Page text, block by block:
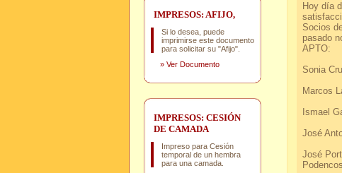
IMPRESOS: AFIJO,
Si lo desea, puede
imprimirse este documento
para solicitar su "Afijo".
» Ver Documento
IMPRESOS: CESIÓN
DE CAMADA
Impreso para Cesión
temporal de un hembra
para una camada.
Hoy día
Socios
pasado
APTO:
Sonia
Marcos
Ismael
José
José